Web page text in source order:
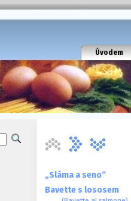
Úvodem
„Sláma a seno“
Bavette s lososem